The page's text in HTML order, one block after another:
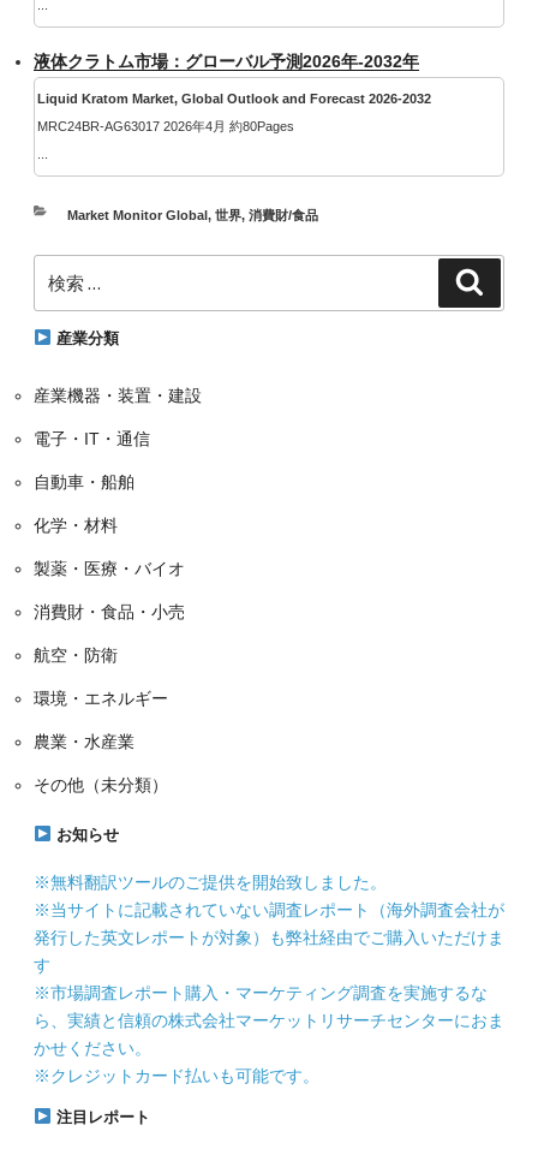
液体クラトム市場：グローバル予測2026年-2032年
Liquid Kratom Market, Global Outlook and Forecast 2026-2032
MRC24BR-AG63017 2026年4月 約80Pages
カ
リ
Market Monitor Global, 世界, 消費財/食品
索:
産業分類
産業機器・装置・建設
電子・IT・通信
自動車・船舶
化学・材料
製薬・医療・バイオ
消費財・食品・小売
航空・防衛
環境・エネルギー
農業・水産業
その他（未分類）
お知らせ
※無料翻訳ツールのご提供を開始致しました。
※当サイトに記載されていない調査レポート（海外調査会社が
発行した英文レポートが対象）も弊社経由でご購入いただけま
す
※市場調査レポート購入・マーケティング調査を実施するな
ら、実績と信頼の株式会社マーケットリサーチセンターにおま
かせください。
※クレジットカード払いも可能です。
注目レポート